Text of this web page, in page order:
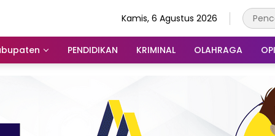
Kamis, 6 Agustus 2026
PENDIDIKAN KRIMINAL OLAHRAGA